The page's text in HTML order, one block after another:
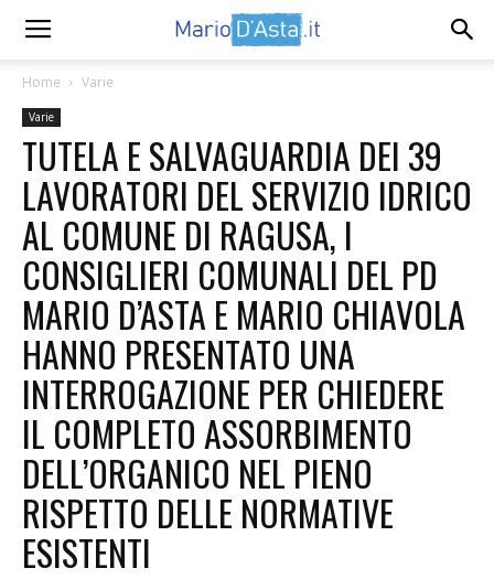
Home Varie
Varie
TUTELA E SALVAGUARDIA DEI 39
LAVORATORI DEL SERVIZIO IDRICO
AL COMUNE DI RAGUSA, I
CONSIGLIERI COMUNALI DEL PD
MARIO D’ASTA E MARIO CHIAVOLA
HANNO PRESENTATO UNA
INTERROGAZIONE PER CHIEDERE
IL COMPLETO ASSORBIMENTO
DELL’ORGANICO NEL PIENO
RISPETTO DELLE NORMATIVE
ESISTENTI